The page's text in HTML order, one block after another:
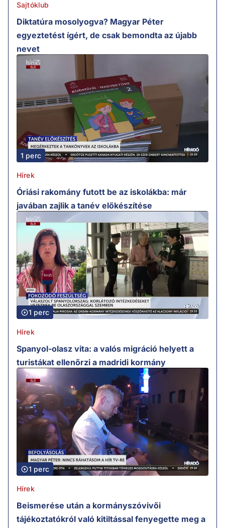
Sajtóklub
Diktatúra mosolyogva? Magyar Péter
egyeztetést ígért, de csak bemondta az újabb
nevet
1 perc
Hírek
Óriási rakomány futott be az iskolákba: már
javában zajlik a tanév előkészítése
1 perc
Hírek
Spanyol-olasz vita: a valós migráció helyett a
turistákat ellenőrzi a madridi kormány
1 perc
Hírek
Beismerése után a kormányszóvivői
tájékoztatókról való kitiltással fenyegette meg a